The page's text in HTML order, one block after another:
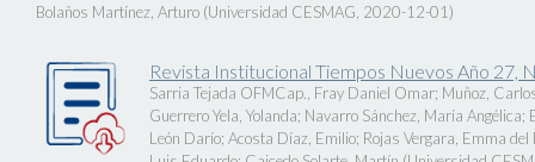
Bolaños Martínez, Arturo (Universidad CESMAG 2020-12-01 )
Revista Institucional Tiempos Nuevos Año 27,
Sarria Tejada OFMCap., Fray Daniel Omar; Muñoz,
Guerrero Yela, Yolanda; Navarro Sánchez, María Angélica;
León Darío; Acosta Díaz, Emilio; Rojas Vergara, Emma del